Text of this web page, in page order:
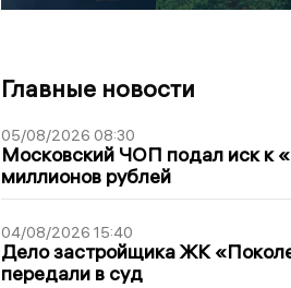
Главные новости
05/08/2026 08:30
Московский ЧОП подал иск к
миллионов рублей
04/08/2026 15:40
Дело застройщика ЖК
передали в суд